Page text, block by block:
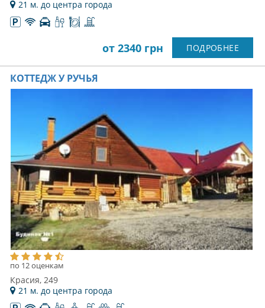
21 м. до центра города
от 2340 грн ПОДРОБНЕЕ
КОТТЕДЖ У РУЧЬЯ
по 12 оценкам
Красия, 249
21 м. до центра города